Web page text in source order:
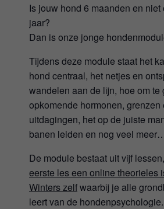
Is jouw hond 6 maanden en niet
jaar?
Dan is onze jonge
Tijdens deze module staat het
hond centraal, het netjes en
wandelen aan de lijn, hoe om te
opkomende hormonen, grenzen
uitdagingen, het op de juiste
banen leiden en nog veel
De module bestaat uit vijf
eerste les een online theorieles
Winters zelfwaarbij je alle
leert van de hondenpsychologie.